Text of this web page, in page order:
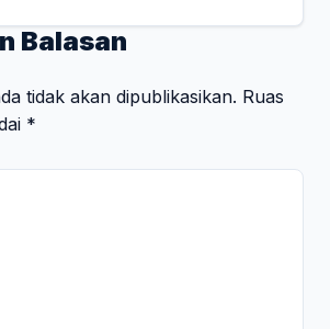
Balasan
tidak akan dipublikasikan. Ruas
*